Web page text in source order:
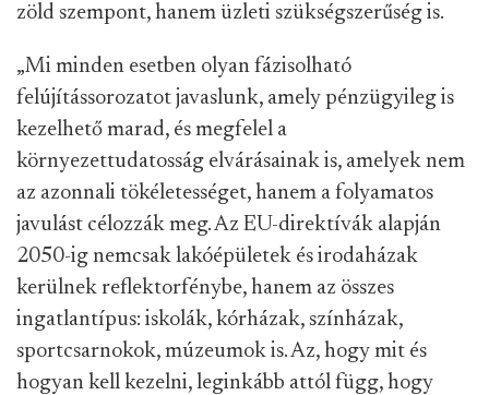
zöld szempont, hanem üzleti szükségszerűség is.
„Mi minden esetben olyan fázisolható
felújítássorozatot javaslunk, amely pénzügyileg is
kezelhető marad, és megfelel a
környezettudatosság elvárásainak is, amelyek nem
az azonnali tökéletességet, hanem a folyamatos
javulást célozzák meg. Az EU-direktívák alapján
2050-ig nemcsak lakóépületek és irodaházak
kerülnek reflektorfénybe, hanem az összes
ingatlantípus: iskolák, kórházak, színházak,
sportcsarnokok, múzeumok is. Az, hogy mit és
hogyan kell kezelni, leginkább attól függ, hogy